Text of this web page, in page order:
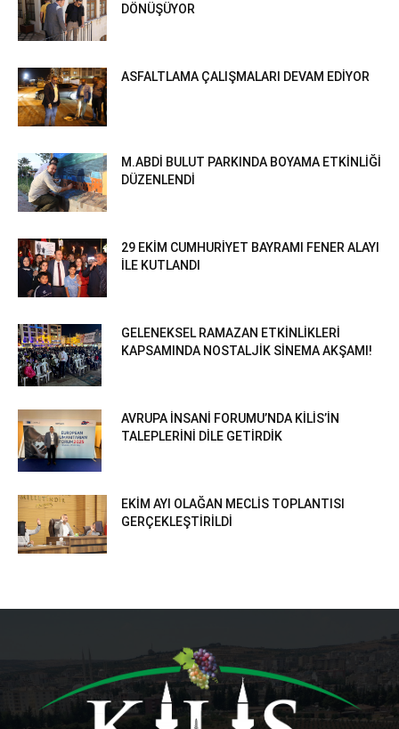
DÖNÜŞÜYOR
ASFALTLAMA ÇALIŞMALARI DEVAM EDİYOR
M.ABDİ BULUT PARKINDA BOYAMA ETKİNLİĞİ
DÜZENLENDİ
29 EKİM CUMHURİYET BAYRAMI FENER ALAYI
İLE KUTLANDI
GELENEKSEL RAMAZAN ETKİNLİKLERİ
KAPSAMINDA NOSTALJİK SİNEMA AKŞAMI!
AVRUPA İNSANİ FORUMU’NDA KİLİS’İN
TALEPLERİNİ DİLE GETİRDİK
EKİM AYI OLAĞAN MECLİS TOPLANTISI
GERÇEKLEŞTİRİLDİ